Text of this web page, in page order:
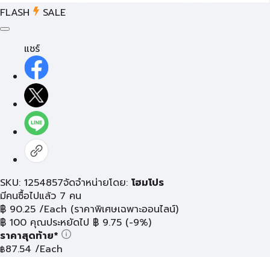
FLASH SALE
แชร์
SKU: 1254857จัดจำหน่ายโดย: โฮมโปร
มีคนซื้อไปแล้ว 7 คน
฿ 90.25 /Each (ราคาพิเศษเฉพาะออนไลน์)
฿ 100 คุณประหยัดไป ฿ 9.75 (-9%)
ราคาสุดท้าย*
฿87.54 /Each